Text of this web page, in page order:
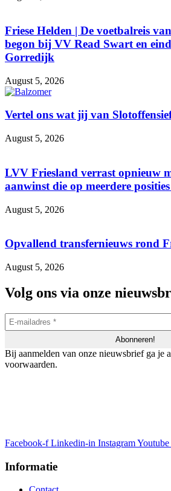
Friese Helden | De voetbalreis
begon bij VV Read Swart en
Gorredijk
August 5, 2026
Vertel ons wat jij van
August 5, 2026
LVV Friesland verrast opnieuw
aanwinst die op meerdere
August 5, 2026
Opvallend transfernieuws rond
August 5, 2026
Volg ons via onze
Bij aanmelden van onze nieuwsbrief ga je
voorwaarden.
Facebook-f Linkedin-in InstagramYoutube
Informatie